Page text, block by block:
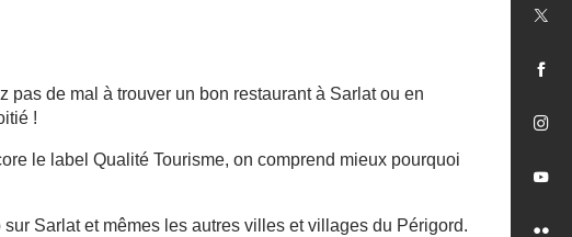
de mal à trouver un bon restaurant à Sarlat ou en
!
le label Qualité Tourisme, on comprend mieux pourquoi
Sarlat et mêmes les autres villes et villages du Périgord.